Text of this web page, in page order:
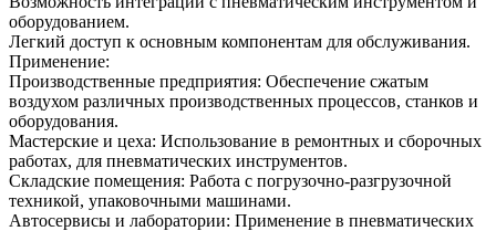
оборудованием.
Легкий доступ к основным компонентам для обслуживания.
Применение:
Производственные предприятия: Обеспечение сжатым
воздухом различных производственных процессов, станков и
оборудования.
Мастерские и цеха: Использование в ремонтных и сборочных
работах, для пневматических инструментов.
Складские помещения: Работа с погрузочно-разгрузочной
техникой, упаковочными машинами.
Автосервисы и лаборатории: Применение в пневматических